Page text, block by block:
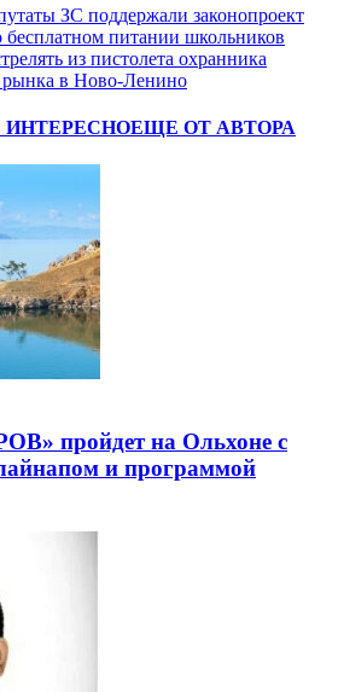
ЗС поддержали законопроект
питании школьников
из пистолета охранника
рынка в Ново-Ленино
ЕЩЕ ОТ АВТОРА
пройдет на Ольхоне с
и программой